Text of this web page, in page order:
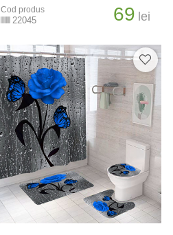
Cod produs
22045 69 lei